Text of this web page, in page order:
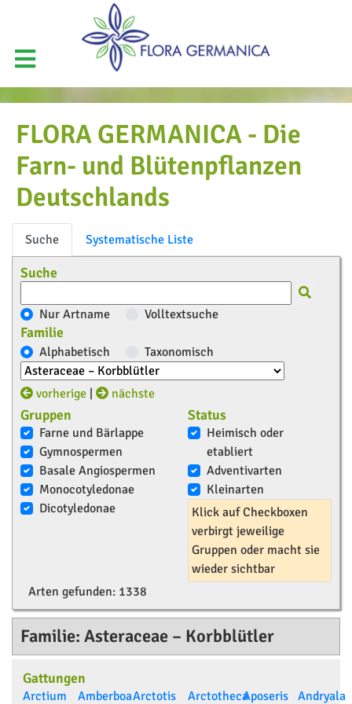
FLORA GERMANICA - Die
Farn- und Blütenpflanzen
Deutschlands
Suche Systematische Liste
Suche
Nur Artname Volltextsuche
Familie
Alphabetisch Taxonomisch
vorherige nächste
Gruppen
Farne und Bärlappe
Gymnospermen
Basale Angiospermen
Monocotyledonae
Dicotyledonae
Status
Heimisch oder
etabliert
Adventivarten
Kleinarten
Klick auf Checkboxen
verbirgt jeweilige
Gruppen oder macht sie
wieder sichtbar
Arten gefunden: 1338
Familie: Asteraceae – Korbblütler
Gattungen
Arctium AmberboaArctotis ArctothecaAposeris Andryala